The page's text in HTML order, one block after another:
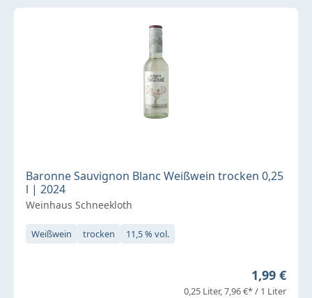
Baronne Sauvignon Blanc Weißwein trocken 0,25
l | 2024
Weinhaus Schneekloth
Weißwein trocken 11,5 % vol.
Regulärer
1,99 €
0,25 Liter 7,96 €* / 1 Liter